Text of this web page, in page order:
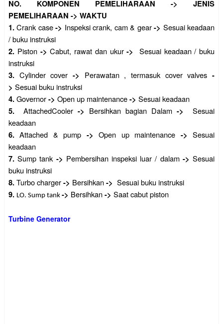
NO. KOMPONEN PEMELIHARAAN ->
JENIS
PEMELIHARAAN -> WAKTU
1.Crank case -> Inspeksi crank, cam & gear -> Sesuai keadaan
/ buku instruksi
2. Piston ->Cabut, rawat dan ukur -> Sesuai keadaan / buku
instruksi
3. Cylinder cover-> Perawatan , termasuk cover valves -
> Sesuai buku instruksi
4.Governor-> Open up maintenance-> Sesuai keadaan
5. AttachedCooler -> Bersihkan bagian Dalam -> Sesuai
keadaan
6.Attached & pump ->Open up maintenance ->Sesuai
keadaan
7.Sump tank -> Pembersihan inspeksi luar / dalam ->Sesuai
buku instruksi
8.Turbo charger-> Bersihkan-> Sesuai buku instruksi
9. LO. Sump tank -> Bersihkan-> Saat cabut piston
Turbine Generator